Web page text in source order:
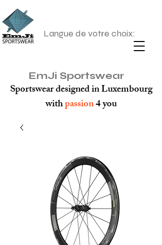
Langue de votre choix:
EmJi Sportswear
Sportswear designed in Luxembourg
withpassion4 you